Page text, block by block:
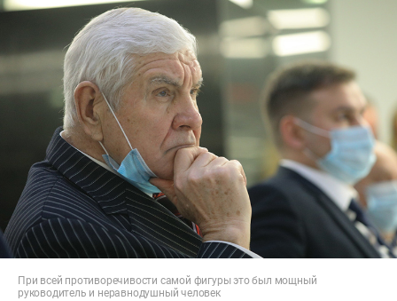
При всей противоречивости самой фигуры это был мощный
руководитель и неравнодушный человек